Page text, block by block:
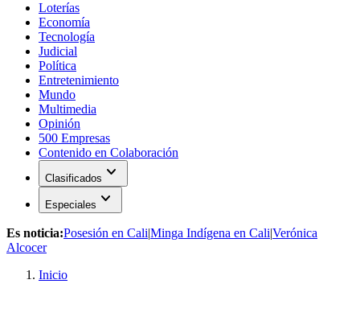
Loterías
Economía
Tecnología
Judicial
Política
Entretenimiento
Mundo
Multimedia
Opinión
500 Empresas
Contenido en Colaboración
Clasificados expand_more
Especiales expand_more
Es noticia:Posesión en Cali|Minga Indígena en Cali|Verónica
Alcocer
Inicio